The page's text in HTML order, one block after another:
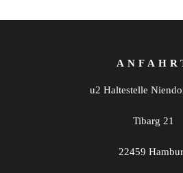
u2 Haltestelle
Tibarg 21
22459